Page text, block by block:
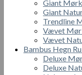
Giant
Giant
Trendline
Vævet
Vævet
Bambus Hegn
Deluxe
Deluxe